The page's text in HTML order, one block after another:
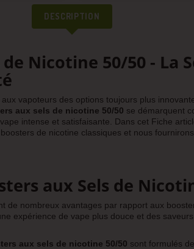
DESCRIPTION
Nicotine 50/50 - La
vapoteurs des options toujours plus
aux sels de nicotine 50/50 se démarquent
intense et satisfaisante. Dans cet Fiche
de nicotine classiques et nous
aux Sels de
de nombreux avantages par rapport aux
expérience de vape plus douce et des
aux sels de nicotine 50/50 sont formulés